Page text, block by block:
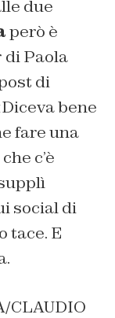
due
però è
Paola
di
bene
fare una
c’è
social di
tace. E
CLAUDIO